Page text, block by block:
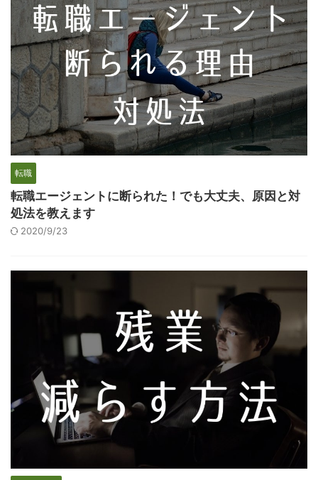
転職
転職エージェントに断られた！でも大丈夫、原因と対
処法を教えます
2020/9/23